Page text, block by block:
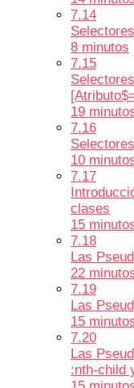
7.14
8 minutos
7.15
19
7.16
10
7.17
clases
15
7.18
Las
22
7.19
Las
15
7.20
Las
:nth-child